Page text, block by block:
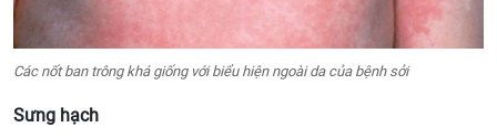
Các nốt ban trông khá giống với biểu hiện ngoài da của bệnh sởi
Sưng hạch